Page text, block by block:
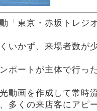
「東京・赤坂トレジ
いかず、来場者数が
ポートが主体で行っ
動画を作成して常時
多くの来店客にアピ